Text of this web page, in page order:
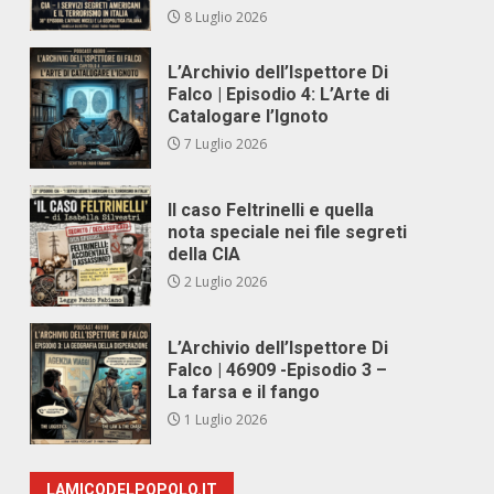
8 Luglio 2026
L’Archivio dell’Ispettore Di
Falco | Episodio 4: L’Arte di
Catalogare l’Ignoto
7 Luglio 2026
Il caso Feltrinelli e quella
nota speciale nei file segreti
della CIA
2 Luglio 2026
L’Archivio dell’Ispettore Di
Falco | 46909 -Episodio 3 –
La farsa e il fango
1 Luglio 2026
LAMICODELPOPOLO.IT